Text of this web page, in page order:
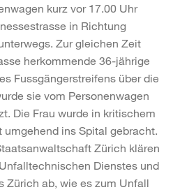
kurz vor 17.00 Uhr
in Richtung
Zur gleichen Zeit
herkommende 36-jährige
Fussgängerstreifens über die
sie vom Personenwagen
Die Frau wurde in kritischem
ins Spital gebracht.
Zürich klären
Dienstes und
Zürich ab, wie es zum Unfall